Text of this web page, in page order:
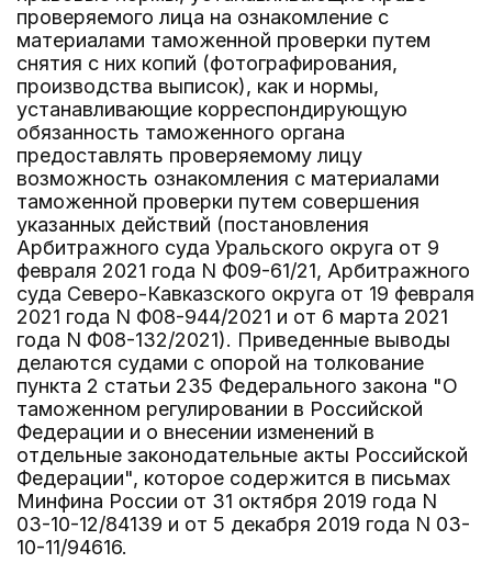
проверяемого лица на ознакомление с
материалами таможенной проверки путем
снятия с них копий (фотографирования,
производства выписок), как и нормы,
устанавливающие корреспондирующую
обязанность таможенного органа
предоставлять проверяемому лицу
возможность ознакомления с материалами
таможенной проверки путем совершения
указанных действий (постановления
Арбитражного суда Уральского округа от 9
февраля 2021 года N Ф09-61/21, Арбитражного
суда Северо-Кавказского округа от 19 февраля
2021 года N Ф08-944/2021 и от 6 марта 2021
года N Ф08-132/2021). Приведенные выводы
делаются судами с опорой на толкование
пункта 2 статьи 235 Федерального закона "О
таможенном регулировании в Российской
Федерации и о внесении изменений в
отдельные законодательные акты Российской
Федерации", которое содержится в письмах
Минфина России от 31 октября 2019 года N
03-10-12/84139 и от 5 декабря 2019 года N 03-
10-11/94616.